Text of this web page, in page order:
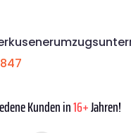
Kunden in16+Jahren!